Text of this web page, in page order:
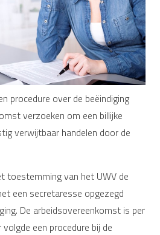
procedure over de beëindiging
verzoeken om een billijke
verwijtbaar handelen door de
toestemming van het UWV de
een secretaresse opgezegd
De arbeidsovereenkomst is per
een procedure bij de